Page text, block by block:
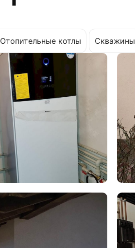
Отопительные котлы Скважины